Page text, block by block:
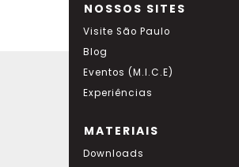
NOSSOS SITES
Visite São Paulo
Blog
Eventos (M.I.C.E)
Experiências
MATERIAIS
Downloads